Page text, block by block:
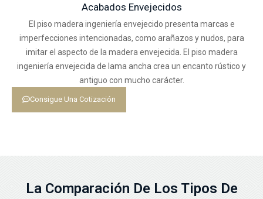
Acabados Envejecidos
El piso madera ingeniería envejecido presenta marcas e
imperfecciones intencionadas, como arañazos y nudos, para
imitar el aspecto de la madera envejecida. El piso madera
ingeniería envejecida de lama ancha crea un encanto rústico y
antiguo con mucho carácter.
Consigue Una Cotización
La Comparación De Los Tipos De